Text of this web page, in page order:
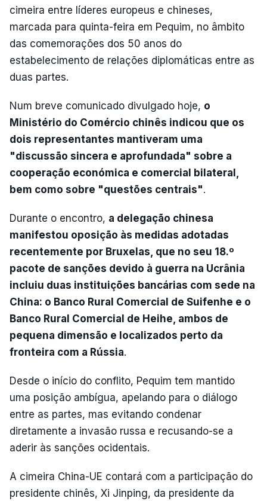
cimeira entre líderes europeus e chineses,
marcada para quinta-feira em Pequim, no âmbito
das comemorações dos 50 anos do
estabelecimento de relações diplomáticas entre as
duas partes.
Num breve comunicado divulgado hoje, o
Ministério do Comércio chinês indicou que os
dois representantes mantiveram uma
"discussão sincera e aprofundada" sobre a
cooperação económica e comercial bilateral,
bem como sobre "questões centrais".
Durante o encontro, a delegação chinesa
manifestou oposição às medidas adotadas
recentemente por Bruxelas, que no seu 18.º
pacote de sanções devido à guerra na Ucrânia
incluiu duas instituições bancárias com sede na
China: o Banco Rural Comercial de Suifenhe e o
Banco Rural Comercial de Heihe, ambos de
pequena dimensão e localizados perto da
fronteira com a Rússia.
Desde o início do conflito, Pequim tem mantido
uma posição ambígua, apelando para o diálogo
entre as partes, mas evitando condenar
diretamente a invasão russa e recusando-se a
aderir às sanções ocidentais.
A cimeira China-UE contará com a participação do
presidente chinês, Xi Jinping, da presidente da